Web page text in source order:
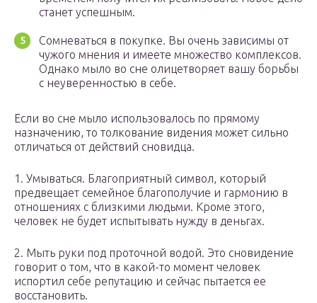
станет успешным.
Сомневаться в покупке. Вы очень зависимы от
чужого мнения и имеете множество комплексов.
Однако мыло во сне олицетворяет вашу борьбы
с неуверенностью в себе.
Если во сне мыло использовалось по прямому
назначению, то толкование видения может сильно
отличаться от действий сновидца.
1. Умываться. Благоприятный символ, который
предвещает семейное благополучие и гармонию в
отношениях с близкими людьми. Кроме этого,
человек не будет испытывать нужду в деньгах.
2. Мыть руки под проточной водой. Это сновидение
говорит о том, что в какой-то момент человек
испортил себе репутацию и сейчас пытается ее
восстановить.